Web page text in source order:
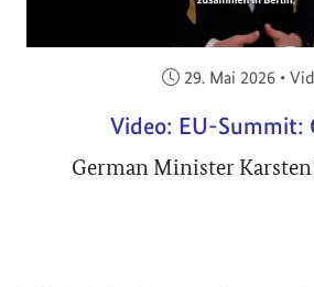
Veröffentlicht am:
29. Mai 2026 •
Video: EU-Summit:
German Minister